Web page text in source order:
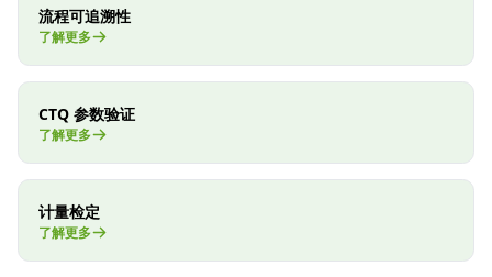
流程可追溯性
了解更多
CTQ 参数验证
了解更多
计量检定
了解更多